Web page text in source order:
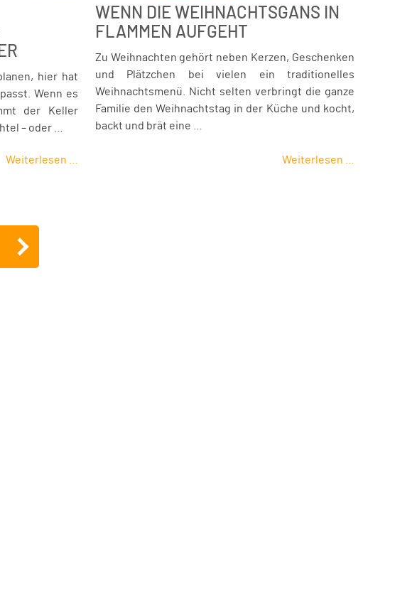
hier hat
Wenn es
der Keller
– oder …
Weiterlesen …
WENN DIE WEIHNACHTSGANS IN
FLAMMEN AUFGEHT
Zu Weihnachten gehört neben Kerzen, Geschenken
und Plätzchen bei vielen ein traditionelles
Weihnachtsmenü. Nicht selten verbringt die ganze
Familie den Weihnachtstag in der Küche und kocht,
backt und brät eine …
Weiterlesen …